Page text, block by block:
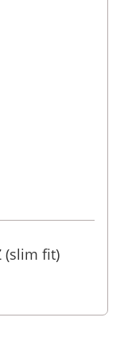
(slim fit)